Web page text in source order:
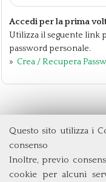
Questo sito utilizza i
consenso
Inoltre, previo
cookie per alcuni
Accedi per la prima
Utilizza il seguente link
password personale.
» Crea / Recupera
Università